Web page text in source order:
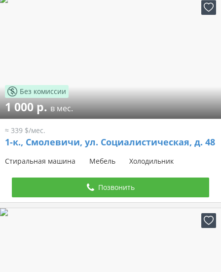
Без комиссии
1 000 р.в мес.
≈ 339 $/мес.
1-к., Смолевичи, ул. Социалистическая, д. 48
Стиральная машина Мебель Холодильник
Позвонить